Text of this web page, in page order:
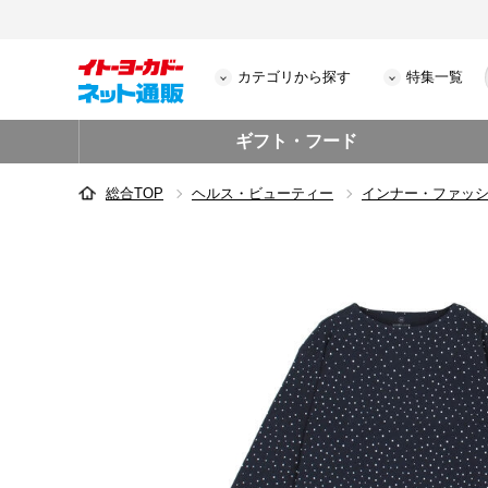
カテゴリから探す 特集一覧
ギフト・フード
総合TOP ヘルス・ビューティー インナー・ファッ